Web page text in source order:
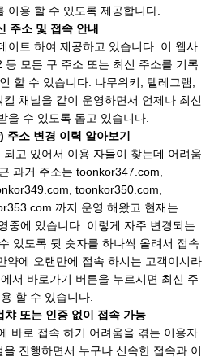
이용 할 수 있도록 제공합니다.
주소 및 접속 안내
이트 하여 제공하고 있습니다. 이 웹사
등 모든 구 주소 또는 최신 주소를 기록
할 수 있습니다. 나무위키, 텔레그램,
채널을 같이 운영하면서 언제나 최신
을 수 있도록 돕고 있습니다.
소 변경 이력 알아보기
고 있어서 이용 자들이 찾는데 어려움
과거 주소는 toonkor347.com,
toonkor350.com,
까지 운영 해왔고 현재는
중에 있습니다. 이렇게 자주 변경되는
있도록 뒷 숫자를 하나씩 올려서 접속
약에 오랜만에 접속 하시는 고객이시라
서 바로가기 버튼을 누르시면 최신 주
할 수 있습니다.
챠 또는 인증 없이 접속 가능
바로 접속 하기 어려움을 겪는 이용자
진행하면서 누구나 신속한 접속과 이